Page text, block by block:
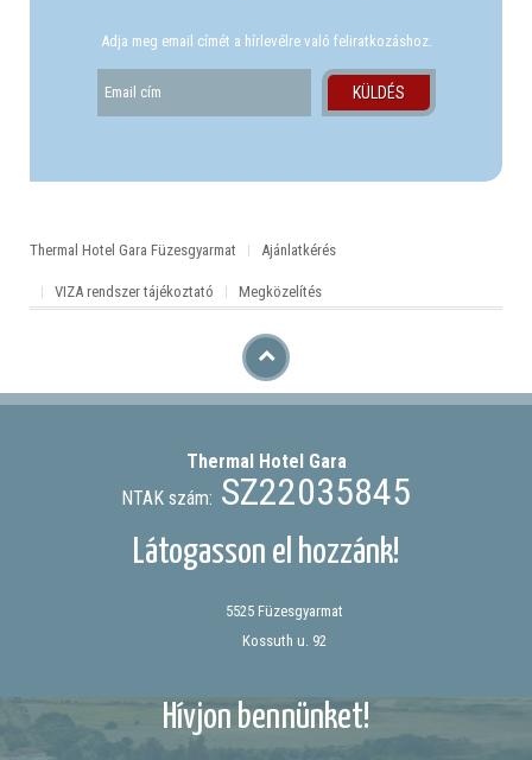
Adja meg email címét a hírlevélre való feliratkozáshoz.
Thermal Hotel Gara Füzesgyarmat Ajánlatkérés
VIZA rendszer tájékoztató Megközelítés
Thermal Hotel Gara
NTAK szám: SZ22035845
Látogasson el hozzánk!
5525 Füzesgyarmat
Kossuth u. 92
Hívjon bennünket!